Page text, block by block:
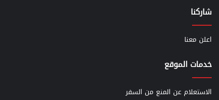
شاركنا
اعلن معنا
خدمات الموقع
الاستعلام عن المنع من السفر